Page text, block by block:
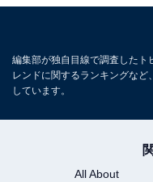
編集部が独自目線で調査したト
レンドに関するランキングな
しています。
All About